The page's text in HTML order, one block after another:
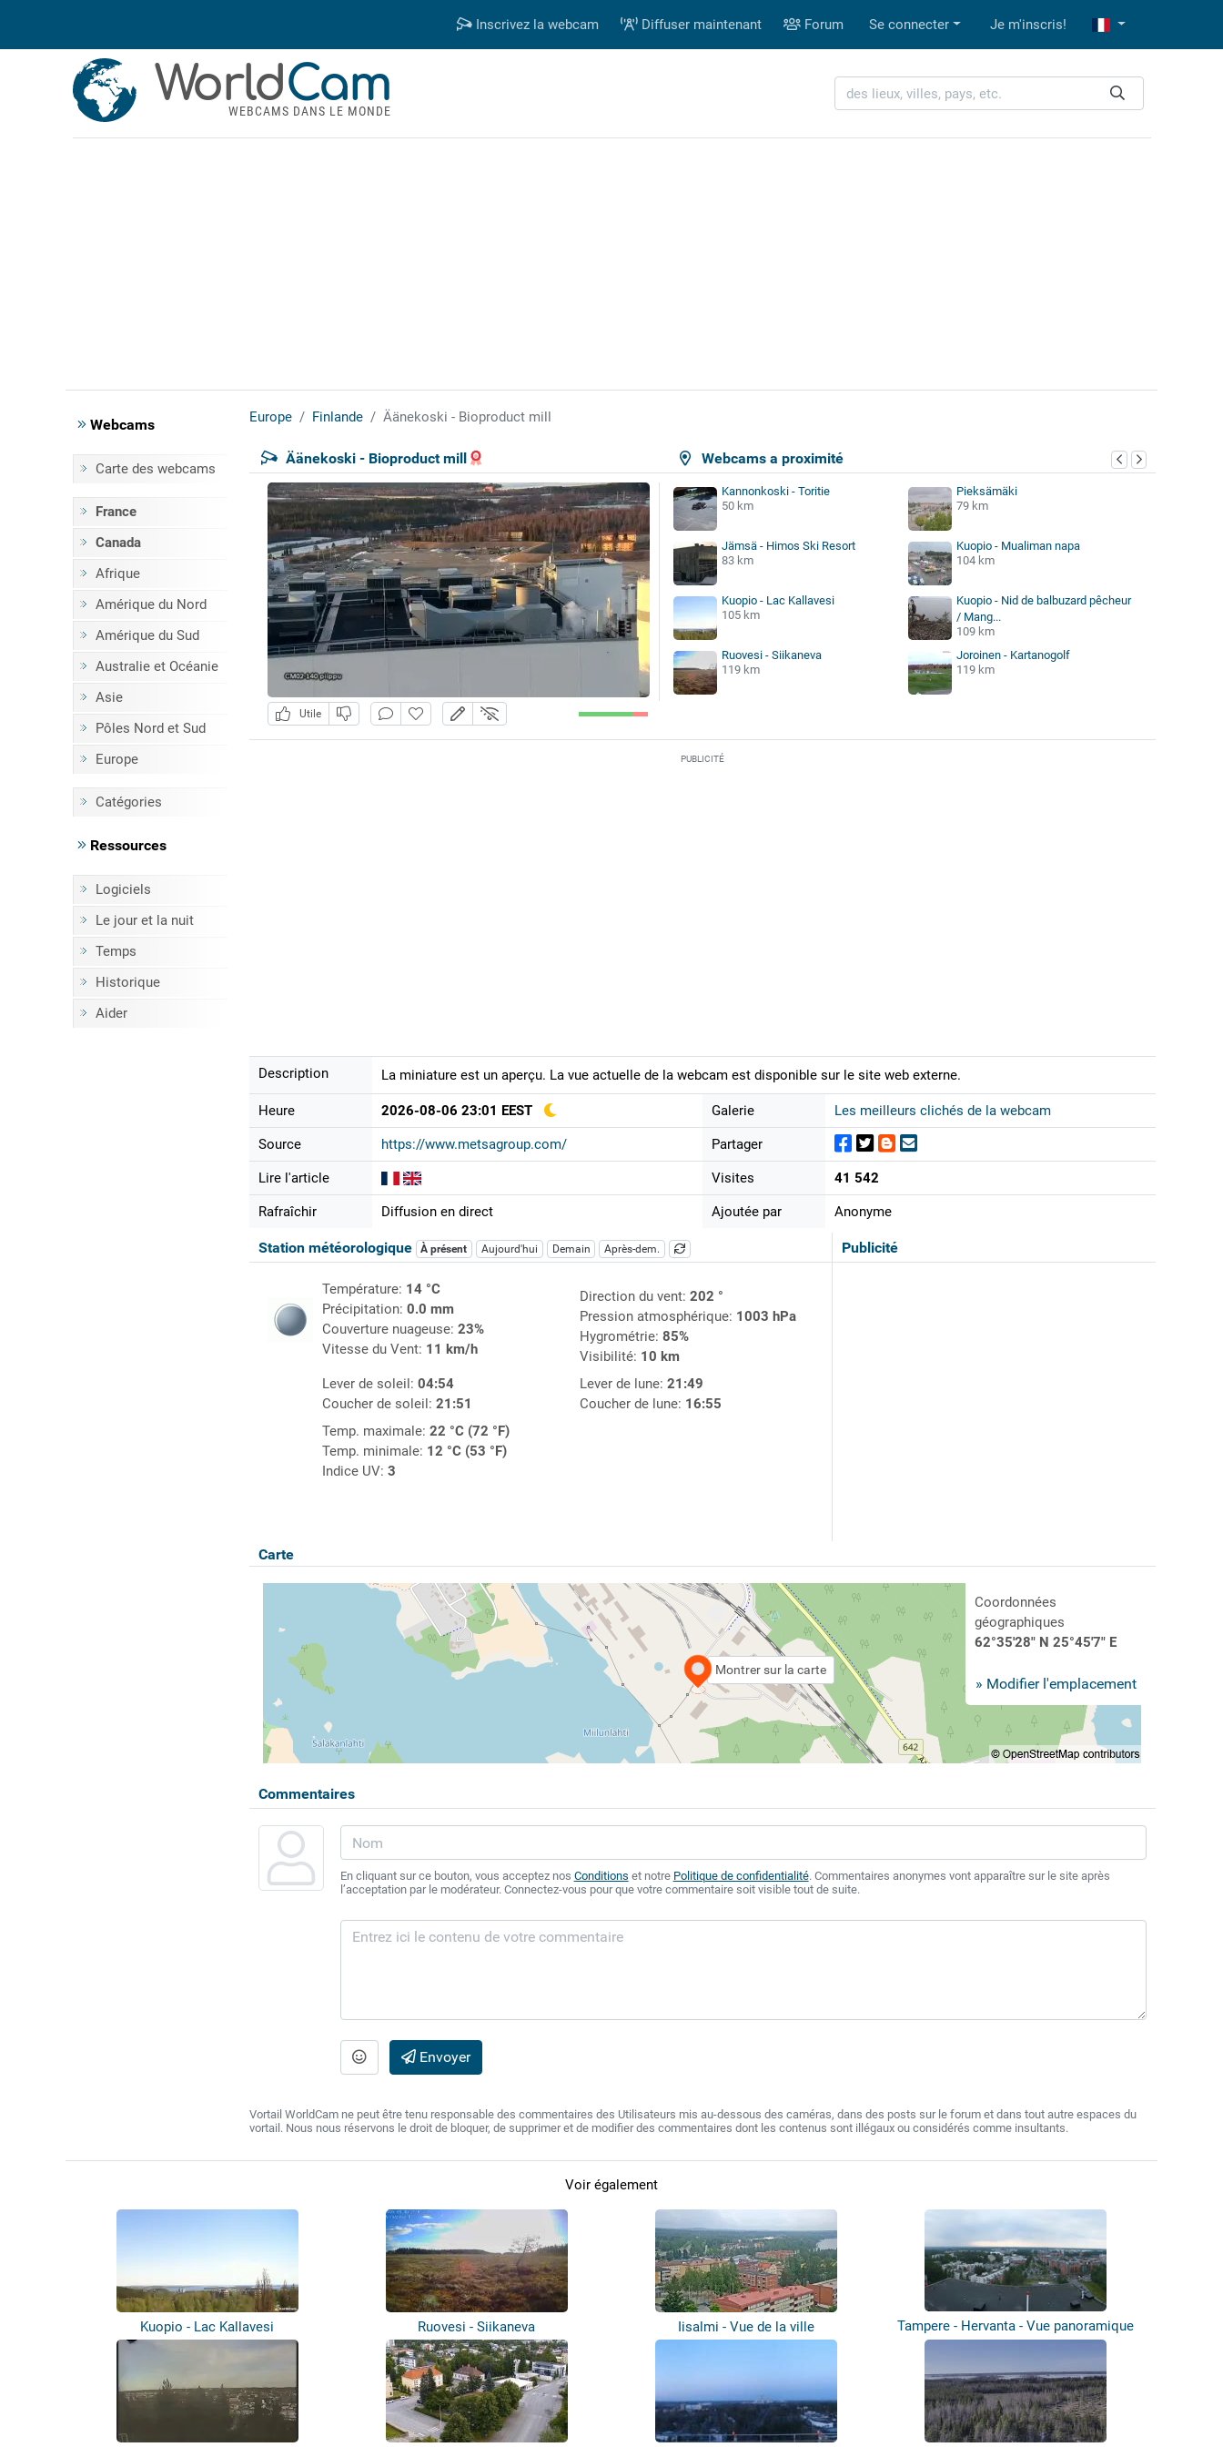
Inscrivez la webcam Diffuser maintenant Forum Se connecter Je m'inscris!
WorldCam
WEBCAMS DANS LE MONDE
Webcams
Carte des webcams
France
Canada
Afrique
Amérique du Nord
Amérique du Sud
Australie et Océanie
Asie
Pôles Nord et Sud
Europe
Catégories
Ressources
Logiciels
Le jour et la nuit
Temps
Historique
Aider
Europe Finlande Äänekoski - Bioproduct mill
Webcams a proximité
Äänekoski - Bioproduct mill
Utile
Kannonkoski - Toritie
50 km
Pieksämäki
79 km
Jämsä - Himos Ski Resort
83 km
Kuopio - Mualiman napa
104 km
Kuopio - Lac Kallavesi
105 km
Kuopio - Nid de balbuzard pêcheur
/ Mang...
109 km
Ruovesi - Siikaneva
119 km
Joroinen - Kartanogolf
119 km
PUBLICITÉ
Description La miniature est un aperçu. La vue actuelle de la webcam est disponible sur le site web externe.
Heure 2026-08-06 23:01 EEST
Source https://www.metsagroup.com/
Lire l'article
Rafraîchir Diffusion en direct
Galerie Les meilleurs clichés de la webcam
Partager
Visites 41 542
Ajoutée par Anonyme
Publicité
Station météorologique À présent Aujourd'hui Demain Après-dem.
Température: 14 °C
Précipitation: 0.0 mm
Couverture nuageuse: 23%
Vitesse du Vent: 11 km/h
Direction du vent: 202 °
Pression atmosphérique: 1003 hPa
Hygrométrie: 85%
Visibilité: 10 km
Lever de soleil: 04:54
Coucher de soleil: 21:51
Lever de lune: 21:49
Coucher de lune: 16:55
Temp. maximale: 22 °C (72 °F)
Temp. minimale: 12 °C (53 °F)
Indice UV: 3
Carte
Montrer sur la carte
Coordonnées
géographiques
62°35'28" N 25°45'7" E
» Modifier l'emplacement
Commentaires
En cliquant sur ce bouton, vous acceptez nos Conditions et notre Politique de confidentialité. Commentaires anonymes vont apparaître sur le site après
l’acceptation par le modérateur. Connectez-vous pour que votre commentaire soit visible tout de suite.
Envoyer
Vortail WorldCam ne peut être tenu responsable des commentaires des Utilisateurs mis au-dessous des caméras, dans des posts sur le forum et dans tout autre espaces du
vortail. Nous nous réservons le droit de bloquer, de supprimer et de modifier des commentaires dont les contenus sont illégaux ou considérés comme insultants.
Voir également
Kuopio - Lac Kallavesi Ruovesi - Siikaneva Iisalmi - Vue de la ville Tampere - Hervanta - Vue panoramique